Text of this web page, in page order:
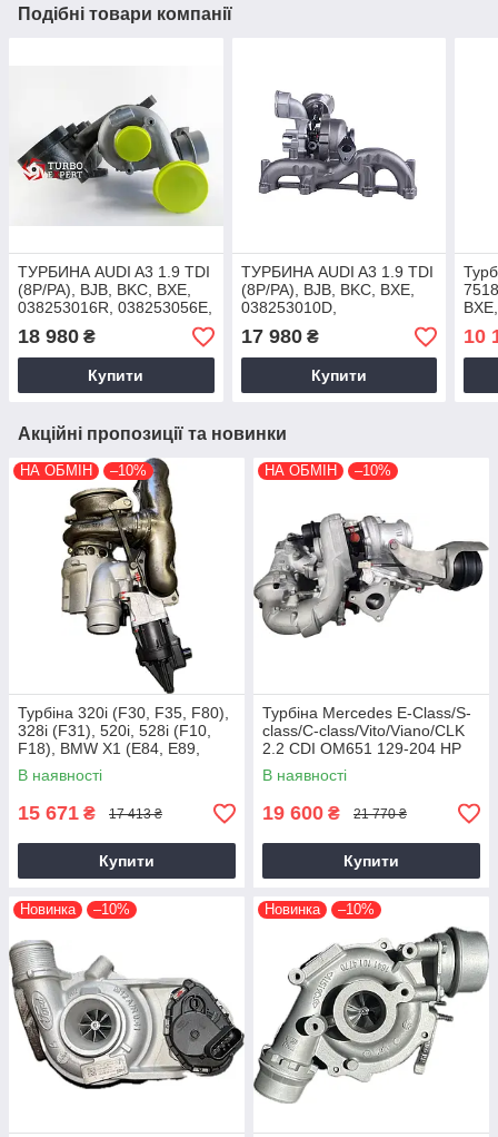
Подібні товари компанії
ТУРБИНА AUDI A3 1.9 TDI
(8P/PA), BJB, BKC, BXE,
038253016R, 038253056E,
2002-2009, 751851-5004S,
751851-9004S
18 980 ₴
Купити
ТУРБИНА AUDI A3 1.9 TDI
(8P/PA), BJB, BKC, BXE,
038253010D,
03G253014FX, 2002-2009,
751851-5004S, 751851-
5003S
17 980₴
Купити
1.9
10
Акційні пропозиції та новинки
НА ОБМІН –10%
Турбіна 320i (F30, F35, F80),
328i (F31), 520i, 528i (F10,
F18), BMW X1 (E84, E89,
F25) N20B20, 2011+, 2.0 L
В наявності
15 671 ₴ 17 413 ₴
Купити
НА ОБМІН –10%
Турбіна Mercedes E-Class/S-
class/C-class/Vito/Viano/CLK
2.2 CDI OM651 129-204 HP
В наявності
19 600 ₴ 21 770 ₴
Купити
Новинка –10% Новинка –10%